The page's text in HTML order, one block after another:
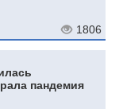
1806
пандемия